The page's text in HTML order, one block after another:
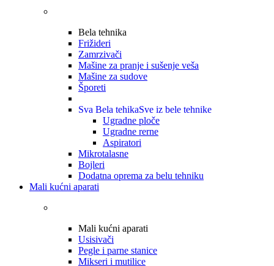
Bela tehnika
Frižideri
Zamrzivači
Mašine za pranje i sušenje veša
Mašine za sudove
Šporeti
Sva Bela tehikaSve iz bele tehnike
Ugradne ploče
Ugradne rerne
Aspiratori
Mikrotalasne
Bojleri
Dodatna oprema za belu tehniku
Mali kućni aparati
Mali kućni aparati
Usisivači
Pegle i parne stanice
Mikseri i mutilice